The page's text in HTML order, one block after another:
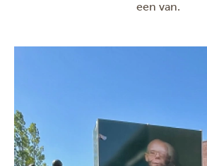
een van.